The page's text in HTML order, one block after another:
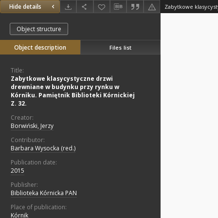
Hide details
Object structure
Object description Files list
Title:
Zabytkowe klasycystyczne drzwi
drewniane w budynku przy rynku w
Kórniku. Pamiętnik Biblioteki Kórnickiej
Z. 32.
Creator:
Borwiński, Jerzy
Contributor:
Barbara Wysocka (red.)
Publication date:
2015
Publisher:
Biblioteka Kórnicka PAN
Place of publication:
Kórnik